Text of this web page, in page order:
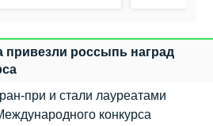
привезли россыпь наград
при и стали лауреатами
конкурса